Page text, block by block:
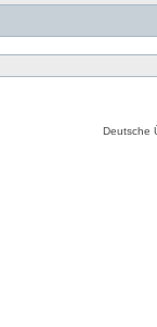
Deutsche